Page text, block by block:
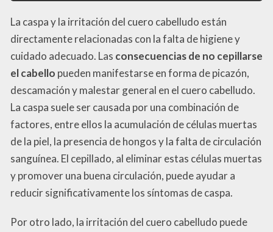
La caspa y la irritación del cuero cabelludo están
directamente relacionadas con la falta de higiene y
cuidado adecuado. Las consecuencias de no cepillarse
el cabello pueden manifestarse en forma de picazón,
descamación y malestar general en el cuero cabelludo.
La caspa suele ser causada por una combinación de
factores, entre ellos la acumulación de células muertas
de la piel, la presencia de hongos y la falta de circulación
sanguínea. El cepillado, al eliminar estas células muertas
y promover una buena circulación, puede ayudar a
reducir significativamente los síntomas de caspa.
Por otro lado, la irritación del cuero cabelludo puede